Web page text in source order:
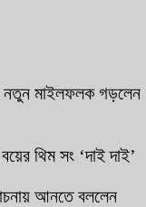
নতুন মাইলফলক গড়লেন
থিম সং ‘দাই দাই’
আনতে বললেন